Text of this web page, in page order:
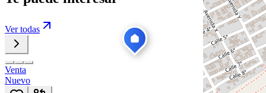
Ver todas
Venta
Nuevo